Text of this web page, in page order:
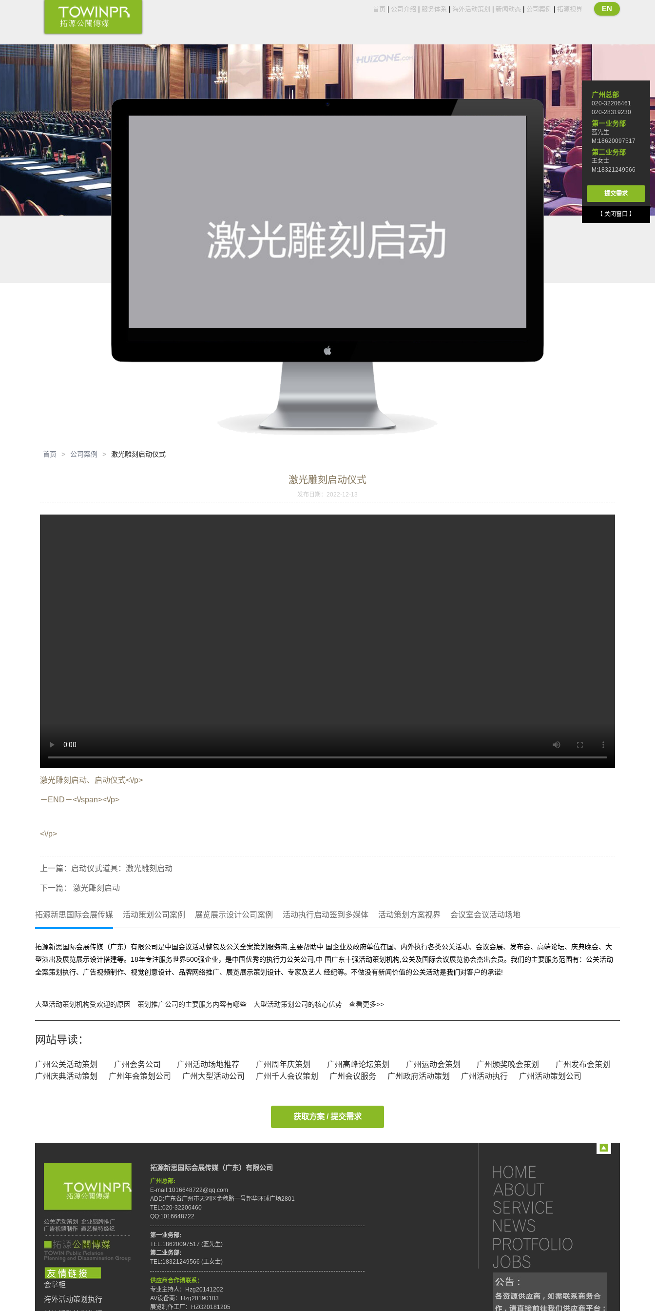
首页 公司介绍 服务体系 海外活动策划 新闻动态 公司案例 拓源视界 EN
首页 公司案例 激光雕刻启动仪式
激光雕刻启动仪式
发布日期：2022-12-13
激光雕刻启动、启动仪式<\/p>
－END－<\/span><\/p>
<\/p>
上一篇： 启动仪式道具：激光雕刻启动
下一篇： 激光雕刻启动
拓源新思国际会展传媒 活动策划公司案例 展览展示设计公司案例 活动执行启动签到多媒体 活动策划方案视界 会议室会议活动场地
拓源新思国际会展传媒（广东）有限公司是中国会议活动整包及公关全案策划服务商,主要帮助中 国企业及政府单位在国、内外执行各类公关活动、会议会展、发布会、高端论坛、庆典晚会、大
型演出及展览展示设计搭建等。18年专注服务世界500强企业，是中国优秀的执行力公关公司,中 国广东十强活动策划机构,公关及国际会议展览协会杰出会员。我们的主要服务范围有：公关活动
全案策划执行、广告视频制作、视觉创意设计、品牌网络推广、展览展示策划设计、专家及艺人 经纪等。不做没有新闻价值的公关活动是我们对客户的承诺!
大型活动策划机构受欢迎的原因 策划推广公司的主要服务内容有哪些 大型活动策划公司的核心优势 查看更多>>
网站导读：
广州公关活动策划 广州会务公司 广州活动场地推荐 广州周年庆策划 广州高峰论坛策划 广州运动会策划 广州颁奖晚会策划
广州发布会策划
广州庆典活动策划
广州年会策划公司 广州大型活动公司 广州千人会议策划 广州会议服务 广州政府活动策划 广州活动执行 广州活动策划公司
获取方案 / 提交需求
会掌柜
海外活动策划执行
拓源新思国际会展传媒（广东）有限公司
广州总部:
E-mail:1016648722@qq.com
ADD:广东省广州市天河区金穗路一号邦华环球广场2801
TEL:020-32206460
QQ:1016648722
第一业务部:
TEL:18620097517 (蓝先生)
第二业务部:
TEL:18321249566 (王女士)
供应商合作请联系：
专业主持人：Hzg20141202
AV设备商：Hzg20190103
展览制作工厂：HZG20181205
广州总部
020-32206461
020-28319230
第一业务部
蓝先生
M:18620097517
第二业务部
王女士
M:18321249566
提交需求
【 关闭窗口 】